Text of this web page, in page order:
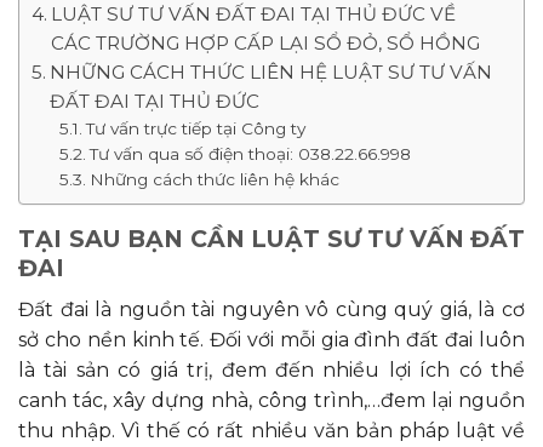
LUẬT SƯ TƯ VẤN ĐẤT ĐAI TẠI THỦ ĐỨC VỀ
CÁC TRƯỜNG HỢP CẤP LẠI SỔ ĐỎ, SỔ HỒNG
NHỮNG CÁCH THỨC LIÊN HỆ LUẬT SƯ TƯ VẤN
ĐẤT ĐAI TẠI THỦ ĐỨC
Tư vấn trực tiếp tại Công ty
Tư vấn qua số điện thoại: 038.22.66.998
Những cách thức liên hệ khác
TẠI SAU BẠN CẦN LUẬT SƯ TƯ VẤN ĐẤT
ĐAI
Đất đai là nguồn tài nguyên vô cùng quý giá, là cơ
sở cho nền kinh tế. Đối với mỗi gia đình đất đai luôn
là tài sản có giá trị, đem đến nhiều lợi ích có thể
canh tác, xây dựng nhà, công trình,…đem lại nguồn
thu nhập. Vì thế có rất nhiều văn bản pháp luật về